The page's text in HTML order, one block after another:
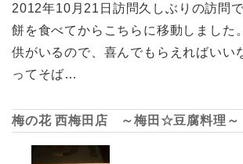
2012年10月21日訪問久しぶりの訪問
餅を食べてからこちらに移動しました
供がいるので、喜んでもらえればいい
ってそば…
梅の花 西梅田店 ～梅田☆豆腐料理～